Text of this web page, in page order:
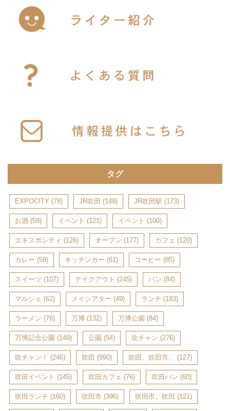
タグ
EXPOCITY (78) JR吹田 (149) JR吹田駅 (173)
お酒 (58) イベント (121) イベント (100)
エキスポシティ (126) オープン (177) カフェ (120)
カレー (59) キッチンカー (61) コーヒー (85)
スイーツ (107) テイクアウト (245) パン (84)
マルシェ (62) メイシアター (49) ランチ (183)
ラーメン (76) 万博 (132) 万博公園 (84)
万博記念公園 (149) 公園 (54) 吹チャン (276)
吹チャン！ (246) 吹田 (990) 吹田、吹田市、 (127)
吹田イベント (145) 吹田カフェ (76) 吹田パン (60)
吹田ランチ (160) 吹田市 (396) 吹田市、吹田 (121)